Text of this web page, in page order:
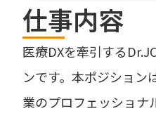
仕事内容
医療DXを牽引する
ンです。本ポジション
業のプロフェッショナ